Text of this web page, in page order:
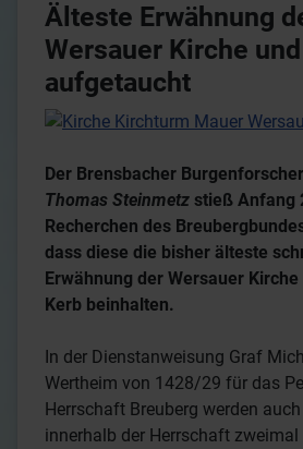
Älteste Erwähnung
Wersauer Kirche
aufgetaucht
Der Brensbacher
Thomas Steinmetz stieß Anfang
Recherchen des
dass diese die bisher älteste
Erwähnung der Wersauer
Kerb beinhalten.
In der Dienstanweisung Graf
Wertheim von 1428/29 für das
Herrschaft Breuberg werden
innerhalb der Herrschaft